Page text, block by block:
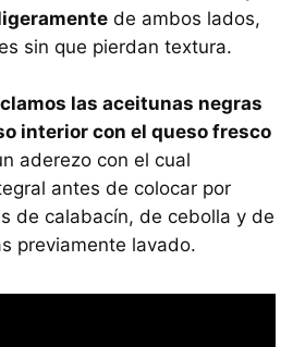
de ambos lados,
sin que pierdan textura.
las aceitunas negras
interior con el queso fresco
aderezo con el cual
antes de colocar por
de calabacín, de cebolla y de
previamente lavado.